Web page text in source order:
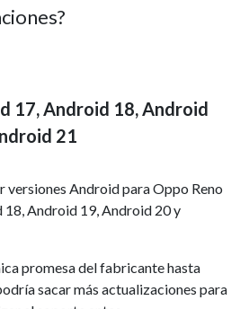
17, Android 18, Android
21
versiones Android para Oppo Reno
Android 19, Android 20 y
promesa del fabricante hasta
sacar más actualizaciones para